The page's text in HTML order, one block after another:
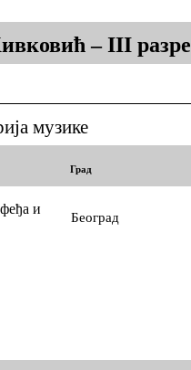
– III
музике
Град
и
Београд